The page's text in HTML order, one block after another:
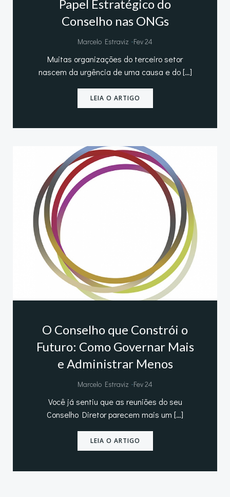
Papel Estratégico do
Conselho nas ONGs
Marcelo Estraviz -Fev 24
Muitas organizações do terceiro setor
nascem da urgência de uma causa e do […]
LEIA O ARTIGO
O Conselho que Constrói o
Futuro: Como Governar Mais
e Administrar Menos
Marcelo Estraviz -Fev 24
Você já sentiu que as reuniões do seu
Conselho Diretor parecem mais um […]
LEIA O ARTIGO